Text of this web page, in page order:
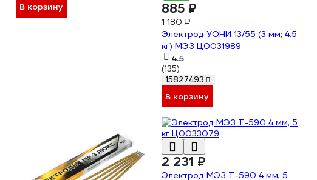
В корзину 885 ₽
1 180 ₽
Электрод УОНИ 13/55 (3 мм; 4.5
кг) МЭЗ Ц0031989
4.5
(135)
15827493
В корзину
2 231 ₽
Электрод МЭЗ Т-590 4 мм, 5